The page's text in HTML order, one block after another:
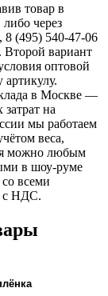
товар в
через
(495) 540-47-06
Второй вариант
оптовой
в Москве —
на
мы работаем
веса,
можно любым
в шоу-руме
всеми
с НДС.